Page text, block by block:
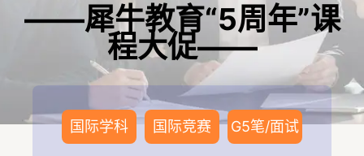
——犀牛教育“5周年”课
程大促——
国际学科 国际竞赛 G5笔/面试